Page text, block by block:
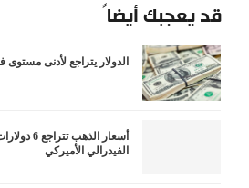
قد يعجبك أيضاً
الدولار يتراجع لأدنى مستوى في 7
أسعار
الفيدرالي الأميركي